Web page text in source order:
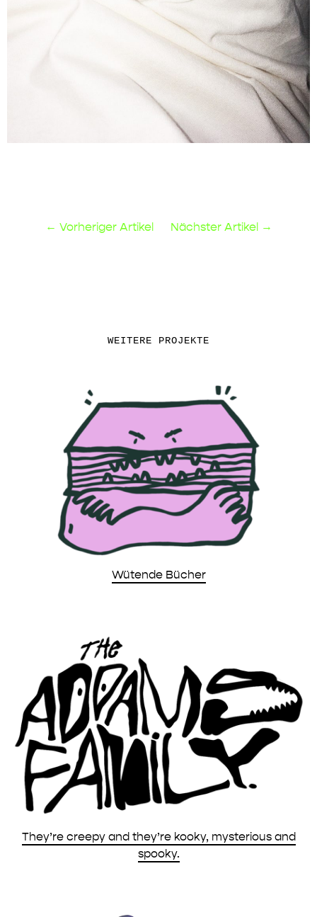
Vorheriger Artikel Nächster Artikel
WEITERE PROJEKTE
Wütende Bücher
They’re creepy and they’re kooky, mysterious and
spooky.